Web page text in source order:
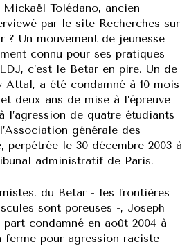
Tolédano, ancien
par le site Recherches sur
? Un mouvement de jeunesse
connu pour ses pratiques
c’est le Betar en pire. Un de
Attal, a été condamné à 10 mois
deux ans de mise à l’épreuve
l’agression de quatre étudiants
générale des
perpétrée le 30 décembre 2003 à
administratif de Paris.
du Betar - les frontières
sont poreuses -, Joseph
condamné en août 2004 à
pour agression raciste